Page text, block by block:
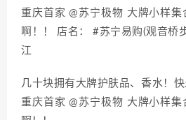
重庆首家 @苏宁极物 大牌小样
啊！！ 店名： #苏宁易购(观音桥
江
几十块拥有大牌护肤品、香水！快
重庆首家 @苏宁极物 大牌小样